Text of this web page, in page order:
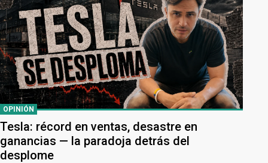
OPINIÓN
Tesla: récord en ventas, desastre en
ganancias — la paradoja detrás del
desplome